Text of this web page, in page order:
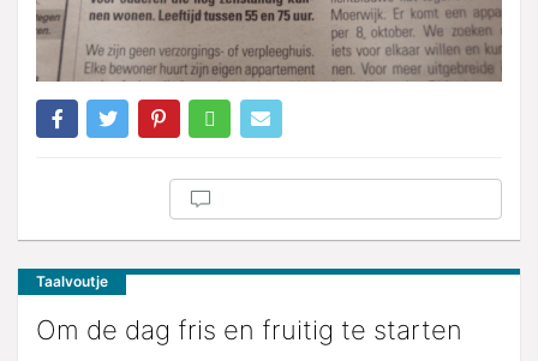
Taalvoutje
Om de dag fris en fruitig te starten